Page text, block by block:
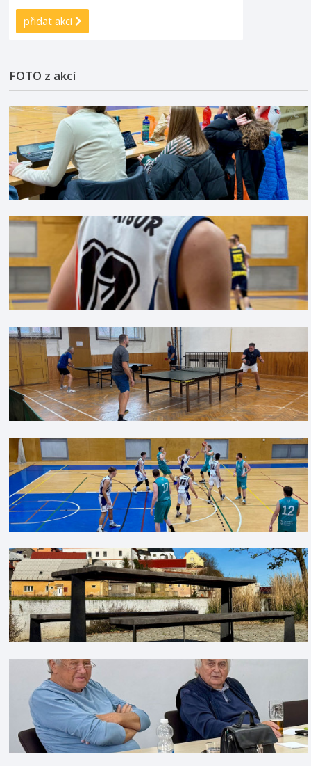
přidat akci
FOTO z akcí